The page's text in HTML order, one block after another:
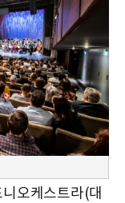
오케스트라(대